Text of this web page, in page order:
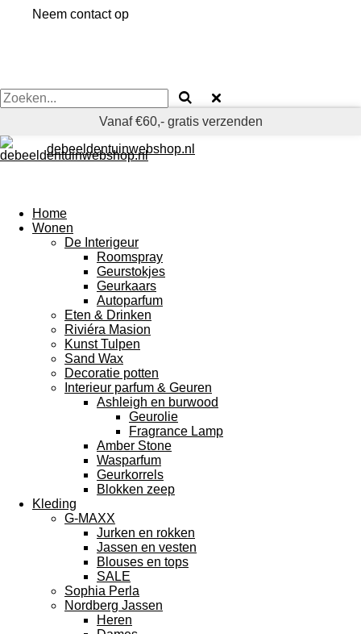
Neem contact op
Vanaf €60,- gratis verzenden
debeeldentuinwebshop.nl
Home
Wonen
De Interigeur
Roomspray
Geurstokjes
Geurkaars
Autoparfum
Eten & Drinken
Riviéra Masion
Kunst Tulpen
Sand Wax
Decoratie potten
Interieur parfum & Geuren
Ashleigh en burwood
Geurolie
Fragrance Lamp
Amber Stone
Wasparfum
Geurkorrels
Blokken zeep
Kleding
G-MAXX
Jurken en rokken
Jassen en vesten
Blouses en tops
SALE
Sophia Perla
Nordberg Jassen
Heren